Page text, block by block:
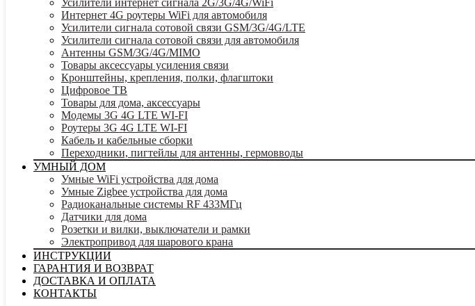
Усилители интернет сигнала 2G/3G/4G/WiFi
Интернет 4G роутеры WiFi для автомобиля
Усилители сигнала сотовой связи GSM/3G/4G/LTE
Усилители сигнала сотовой связи для автомобиля
Антенны GSM/3G/4G/MIMO
Товары аксессуары усиления связи
Кронштейны, крепления, полки, флагштоки
Цифровое ТВ
Товары для дома, аксессуары
Модемы 3G 4G LTE WI-FI
Роутеры 3G 4G LTE WI-FI
Кабель и кабельные сборки
Переходники, пигтейлы для антенны, гермовводы
УМНЫЙ ДОМ
Умные WiFi устройства для дома
Умные Zigbee устройства для дома
Радиоканальные системы RF 433МГц
Датчики для дома
Розетки и вилки, выключатели и рамки
Электропривод для шарового крана
ИНСТРУКЦИИ
ГАРАНТИЯ И ВОЗВРАТ
ДОСТАВКА И ОПЛАТА
КОНТАКТЫ